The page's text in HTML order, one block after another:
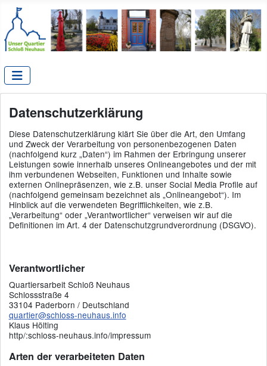
Datenschutzerklärung
Diese Datenschutzerklärung klärt Sie über die Art, den Umfang
und Zweck der Verarbeitung von personenbezogenen Daten
(nachfolgend kurz „Daten“) im Rahmen der Erbringung unserer
Leistungen sowie innerhalb unseres Onlineangebotes und der mit
ihm verbundenen Webseiten, Funktionen und Inhalte sowie
externen Onlinepräsenzen, wie z.B. unser Social Media Profile auf
(nachfolgend gemeinsam bezeichnet als „Onlineangebot“). Im
Hinblick auf die verwendeten Begrifflichkeiten, wie z.B.
„Verarbeitung“ oder „Verantwortlicher“ verweisen wir auf die
Definitionen im Art. 4 der Datenschutzgrundverordnung (DSGVO).
Verantwortlicher
Quartiersarbeit Schloß Neuhaus
Schlossstraße 4
33104 Paderborn / Deutschland
quartier@schloss-neuhaus.info
Klaus Hölting
http/:schloss-neuhaus.info/impressum
Arten der verarbeiteten Daten